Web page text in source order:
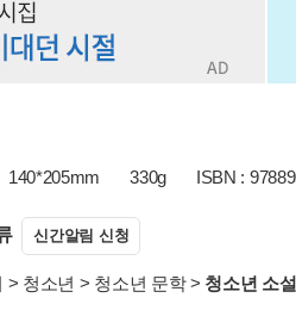
140*205mm 330g ISBN :
신간알림 신청
> 청소년 > 청소년 문학> 청소년 소설